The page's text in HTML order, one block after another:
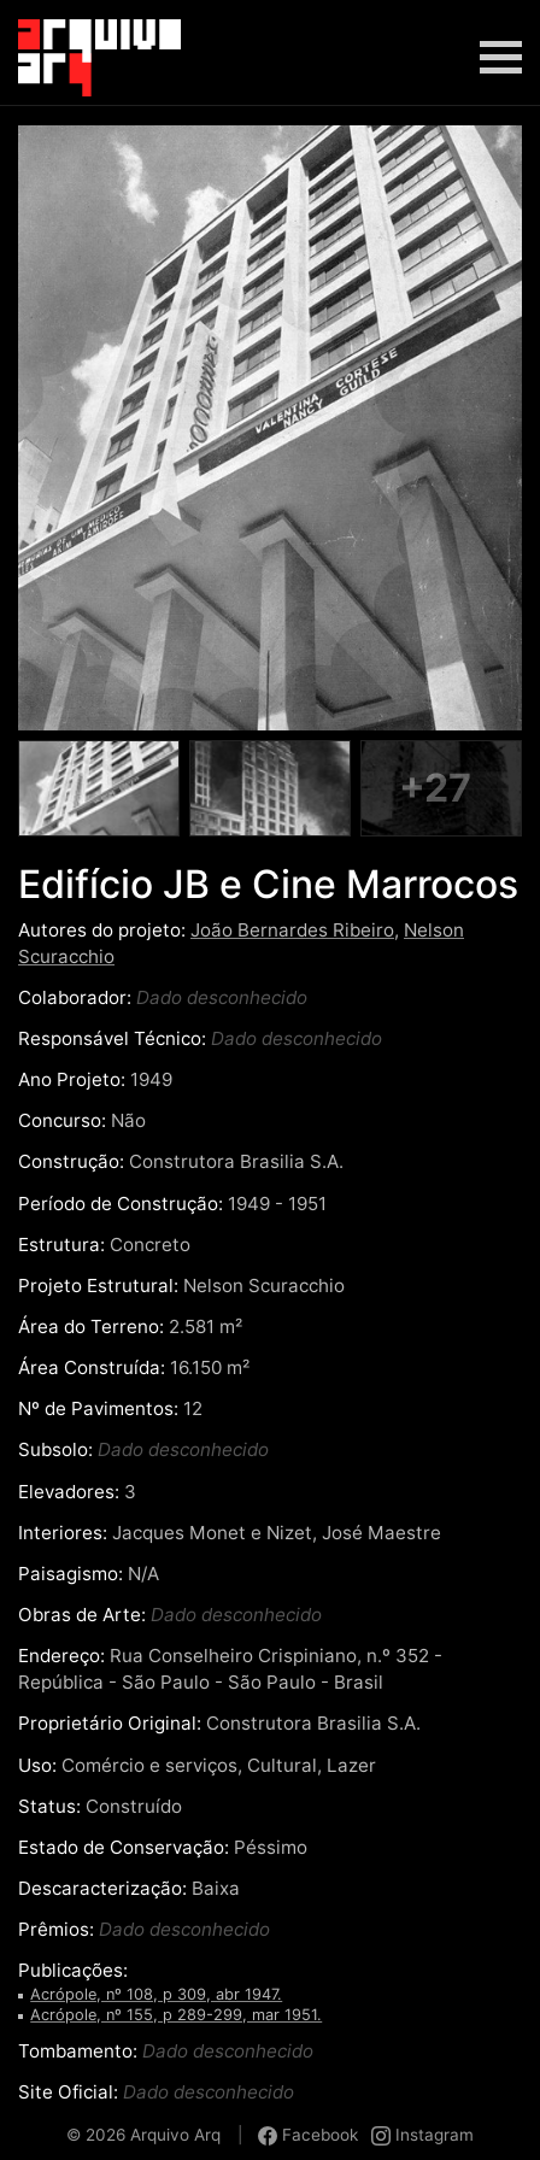
+27
Edifício JB e Cine Marrocos
Autores do projeto: João Bernardes Ribeiro, Nelson
Scuracchio
Colaborador: Dado desconhecido
Responsável Técnico: Dado desconhecido
Ano Projeto: 1949
Concurso: Não
Construção: Construtora Brasilia S.A.
Período de Construção: 1949 - 1951
Estrutura: Concreto
Projeto Estrutural: Nelson Scuracchio
Área do Terreno: 2.581 m²
Área Construída: 16.150 m²
Nº de Pavimentos: 12
Subsolo: Dado desconhecido
Elevadores: 3
Interiores: Jacques Monet e Nizet, José Maestre
Paisagismo: N/A
Obras de Arte: Dado desconhecido
Endereço: Rua Conselheiro Crispiniano, n.º 352 -
República - São Paulo - São Paulo - Brasil
Proprietário Original: Construtora Brasilia S.A.
Uso: Comércio e serviços, Cultural, Lazer
Status: Construído
Estado de Conservação: Péssimo
Descaracterização: Baixa
Prêmios: Dado desconhecido
Publicações:
Acrópole, nº 108, p 309, abr 1947.
Acrópole, nº 155, p 289-299, mar 1951.
Tombamento: Dado desconhecido
Site Oficial: Dado desconhecido
© 2026 Arquivo Arq Facebook Instagram